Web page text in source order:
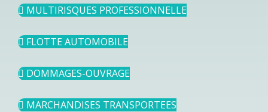
MULTIRISQUES PROFESSIONNELLE
FLOTTE AUTOMOBILE
DOMMAGES-OUVRAGE
MARCHANDISES TRANSPORTEES